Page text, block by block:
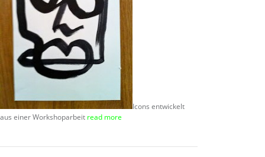
Icons entwickelt
aus einer Workshoparbeit read more